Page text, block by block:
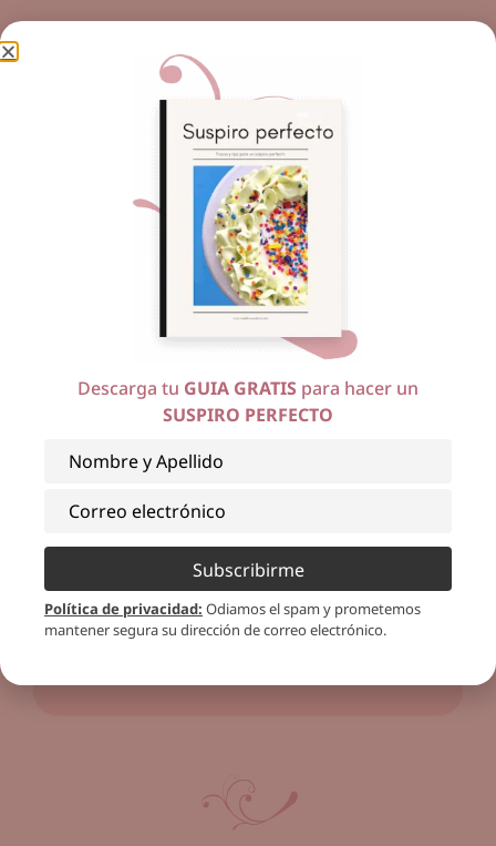
¡Haz clic para puntuar esta entrada!
Descarga tu GUIA GRATIS para hacer un
SUSPIRO PERFECTO
Subscribirme
Política de privacidad: Odiamos el spam y prometemos
mantener segura su dirección de correo electrónico.